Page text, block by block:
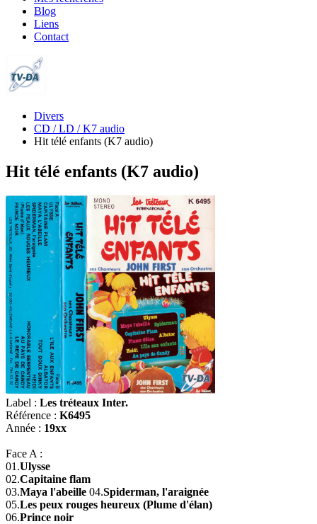
Blog
Liens
Contact
Divers
CD / LD / K7 audio
Hit télé enfants (K7 audio)
Hit télé enfants (K7 audio)
Label : Les tréteaux Inter.
Référence : K6495
Année : 19xx
Face A :
01.Ulysse
02.Capitaine flam
03.Maya l'abeille 04.Spiderman, l'araignée
05.Les peux rouges heureux (Plume d'élan)
06.Prince noir